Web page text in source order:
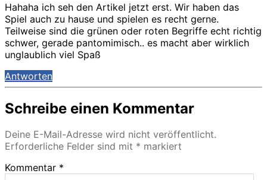
Hahaha ich seh den Artikel jetzt erst. Wir haben das
Spiel auch zu hause und spielen es recht gerne.
Teilweise sind die grünen oder roten Begriffe echt richtig
schwer, gerade pantomimisch.. es macht aber wirklich
unglaublich viel Spaß
Antworten
Schreibe einen Kommentar
Deine E-Mail-Adresse wird nicht veröffentlicht.
Erforderliche Felder sind mit * markiert
Kommentar *